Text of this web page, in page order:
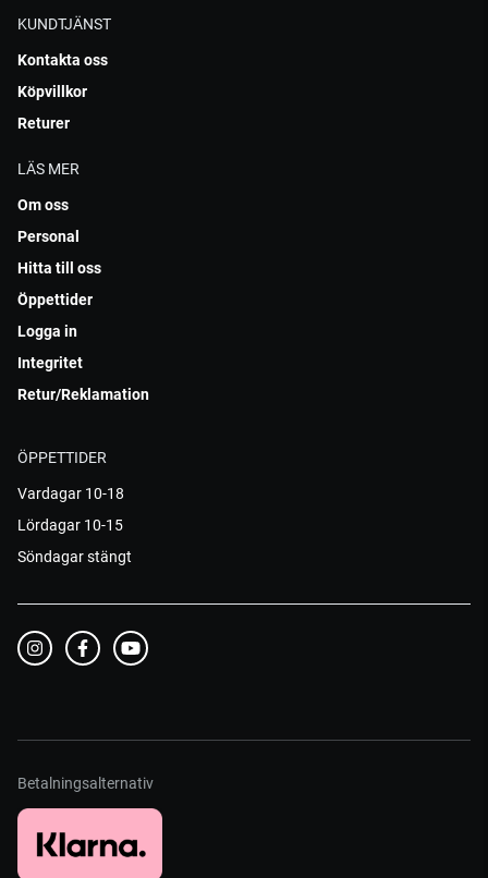
KUNDTJÄNST
Kontakta oss
Köpvillkor
Returer
LÄS MER
Om oss
Personal
Hitta till oss
Öppettider
Logga in
Integritet
Retur/Reklamation
ÖPPETTIDER
Vardagar 10-18
Lördagar 10-15
Söndagar stängt
Betalningsalternativ